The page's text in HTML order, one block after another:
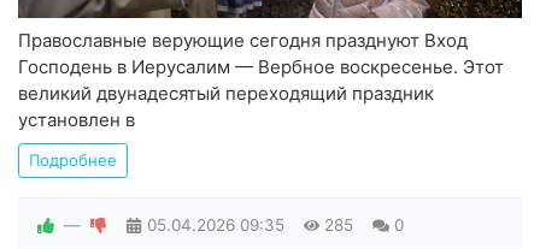
Православные верующие сегодня празднуют Вход
Господень в Иерусалим — Вербное воскресенье. Этот
великий двунадесятый переходящий праздник
установлен в
Подробнее
— 05.04.2026 09:35 285 0